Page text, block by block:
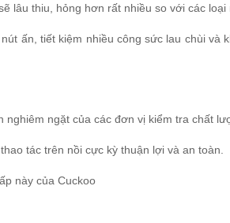
lâu thiu, hỏng hơn rất nhiều so với các loại
ấn, tiết kiệm nhiều công sức lau chùi và
ngặt của các đơn vị kiểm tra chất
tác trên nồi cực kỳ thuận lợi và an toàn.
này của Cuckoo